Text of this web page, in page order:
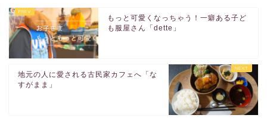
もっと可愛くなっちゃう！一癖ある子ど
も服屋さん「dette」
地元の人に愛される古民家カフェへ「な
すがまま」